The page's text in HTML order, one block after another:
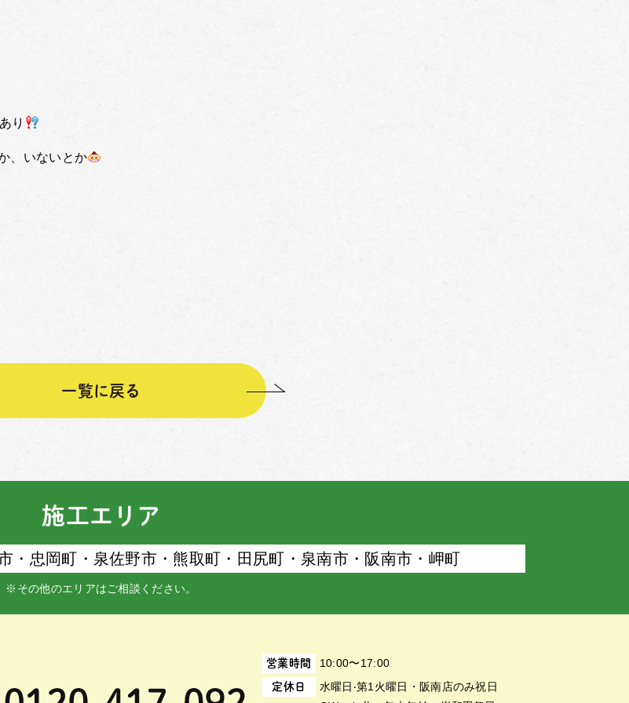
り
、いないとか
一覧に戻る
施工エリア
・忠岡町・泉佐野市・熊取町・⽥尻町・泉南市・阪南市・岬町
※その他のエリアはご相談ください。
営業時間 10:00〜17:00
定休日
⽔曜⽇‧第1⽕曜⽇・阪南店のみ祝日